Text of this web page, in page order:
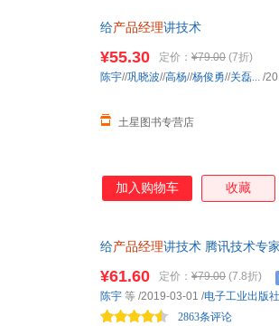
给产品经理讲技术
¥55.30 定价： ¥79.00 (7折)
土星图书专营店
陈宇//巩晓波//高杨//杨俊勇//关磊... /
加入购物车 收藏
给产品经理讲技术 腾讯技术专
¥61.60 定价： ¥79.00 (7.8折)
2863条评论
陈宇 等 /2019-03-01 /电子工业出版社